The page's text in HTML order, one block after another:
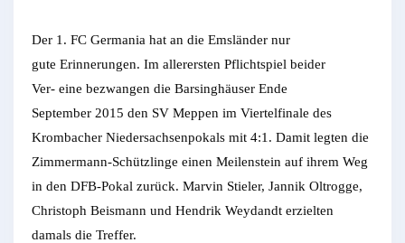
Der 1. FC Germania hat an die Emsländer nur
gute Erinnerungen. Im allerersten Pflichtspiel beider
Ver- eine bezwangen die Barsinghäuser Ende
September 2015 den SV Meppen im Viertelfinale des
Krombacher Niedersachsenpokals mit 4:1. Damit legten die
Zimmermann-Schützlinge einen Meilenstein auf ihrem Weg
in den DFB-Pokal zurück. Marvin Stieler, Jannik Oltrogge,
Christoph Beismann und Hendrik Weydandt erzielten
damals die Treffer.